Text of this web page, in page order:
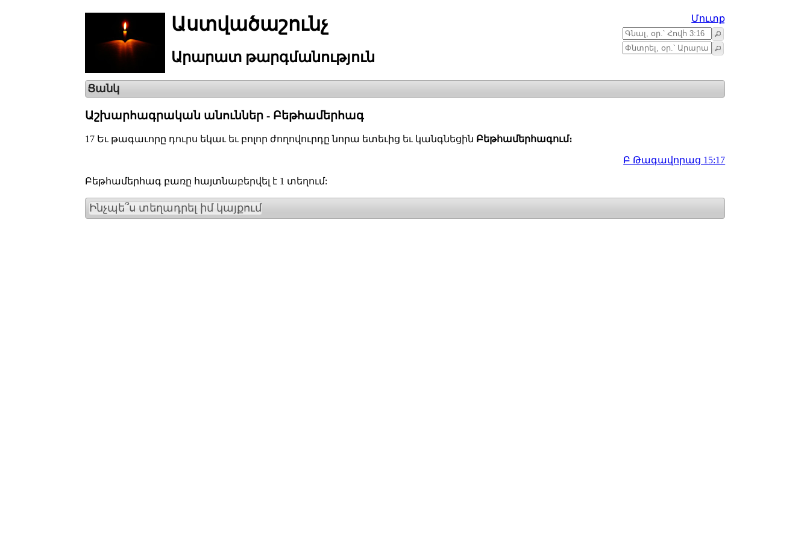
Աստվածաշունչ
Արարատթարգմանություն
Մուտք
Ցանկ
Աշխարհագրական անուններ - Բեթհամերհագ
17 Եւ թագաւորը դուրս եկաւ եւ բոլոր ժողովուրդը նորա ետեւից եւ կանգնեցին Բեթհամերհագում։
Բ Թագավորաց 15:17
Բեթհամերհագ բառը հայտնաբերվել է 1 տեղում:
Ինչպե՞ս տեղադրել իմ կայքում